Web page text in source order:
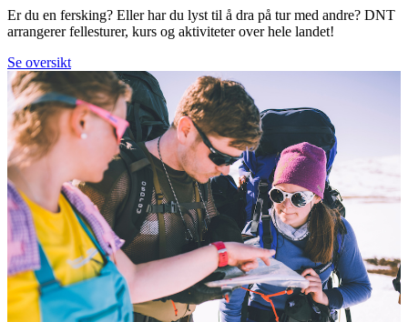
Er du en fersking? Eller har du lyst til å dra på tur med andre? DNT
arrangerer fellesturer, kurs og aktiviteter over hele landet!
Se oversikt